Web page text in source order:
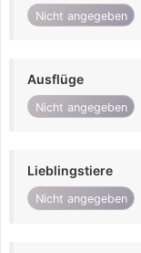
Nicht angegeben
Ausflüge
Nicht angegeben
Lieblingstiere
Nicht angegeben